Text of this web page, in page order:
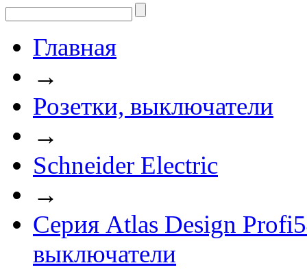
Главная
→
Розетки, выключатели
→
Schneider Electric
→
Серия Atlas Design
выключатели